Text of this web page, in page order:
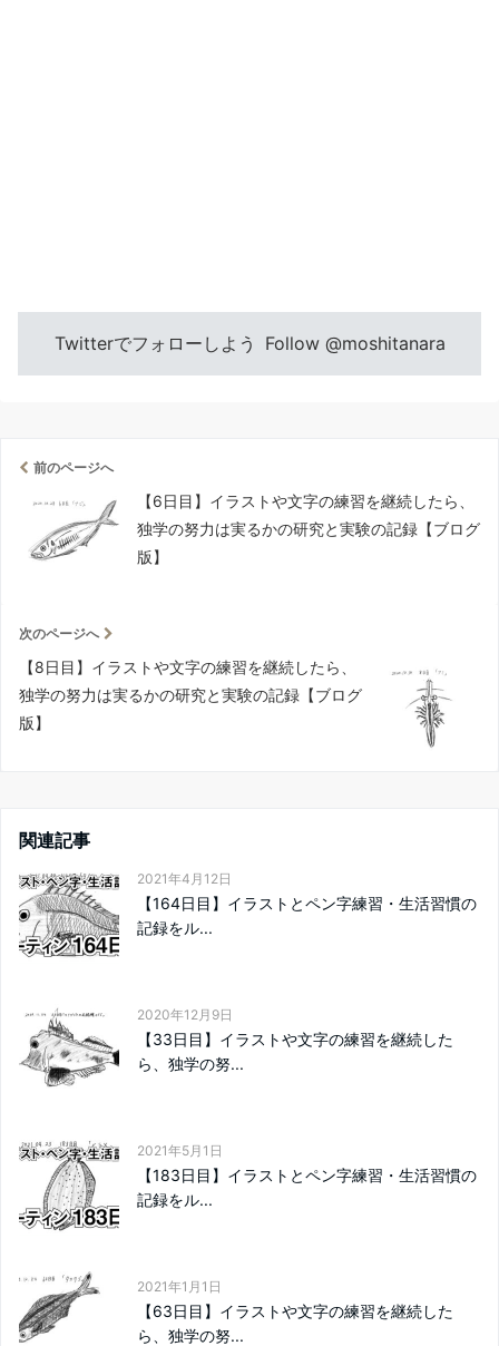
Twitterでフォローしよう Follow @moshitanara
前のページへ
【6日目】イラストや文字の練習を継続したら、
独学の努力は実るかの研究と実験の記録【ブログ
版】
次のページへ
【8日目】イラストや文字の練習を継続したら、
独学の努力は実るかの研究と実験の記録【ブログ
版】
関連記事
2021年4月12日
【164日目】イラストとペン字練習・生活習慣の
記録をル...
2020年12月9日
【33日目】イラストや文字の練習を継続した
ら、独学の努...
2021年5月1日
【183日目】イラストとペン字練習・生活習慣の
記録をル...
2021年1月1日
【63日目】イラストや文字の練習を継続した
ら、独学の努...